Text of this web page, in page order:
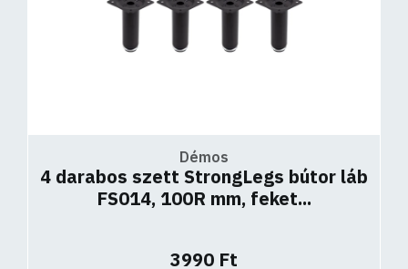
Démos
4 darabos szett StrongLegs bútor láb
FS014, 100R mm, feket...
3990 Ft